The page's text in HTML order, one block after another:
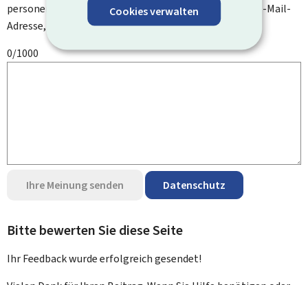
Cookies verwalten
personenbezogenen Daten an, wie zum Beispiel Ihre E-Mail-
Adresse, Ihren Namen oder Ihre Telefonnummer.
0/1000
Ihre Meinung senden Datenschutz
Bitte bewerten Sie diese Seite
Ihr Feedback wurdeerfolgreichgesendet!